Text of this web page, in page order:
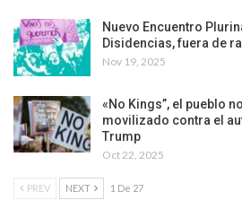
Nuevo Encuentro
Disidencias, fuera de
Nov 19, 2025
«No Kings”, el pueblo
movilizado contra el
Trump
Oct 22, 2025
PREV NEXT 1 De 27